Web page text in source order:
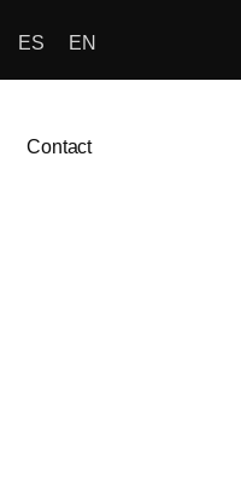
ES EN
Contact